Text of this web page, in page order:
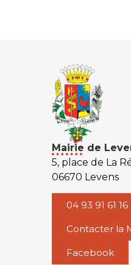
Mairie de
5, place de La
06670 Levens
04 93 91 61 16
Contacter la
Facebook